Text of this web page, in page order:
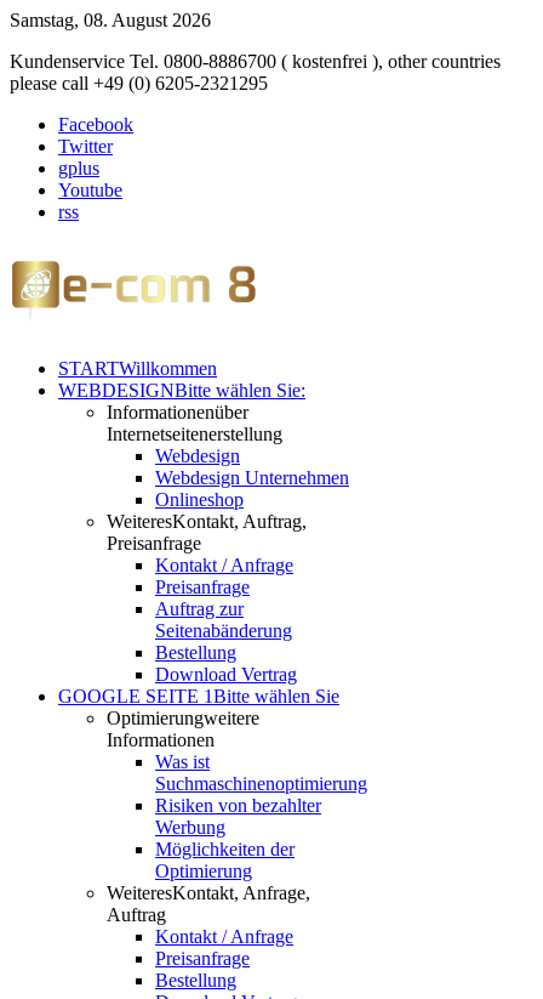
Samstag, 08. August 2026
Kundenservice Tel. 0800-8886700 ( kostenfrei ), other countries
please call +49 (0) 6205-2321295
Facebook
Twitter
gplus
Youtube
rss
STARTWillkommen
WEBDESIGNBitte wählen Sie:
Informationenüber
Internetseitenerstellung
Webdesign
Webdesign Unternehmen
Onlineshop
WeiteresKontakt, Auftrag,
Preisanfrage
Kontakt / Anfrage
Preisanfrage
Auftrag zur
Seitenabänderung
Bestellung
Download Vertrag
GOOGLE SEITE 1Bitte wählen Sie
Optimierungweitere
Informationen
Was ist
Suchmaschinenoptimierung
Risiken von bezahlter
Werbung
Möglichkeiten der
Optimierung
WeiteresKontakt, Anfrage,
Auftrag
Kontakt / Anfrage
Preisanfrage
Bestellung